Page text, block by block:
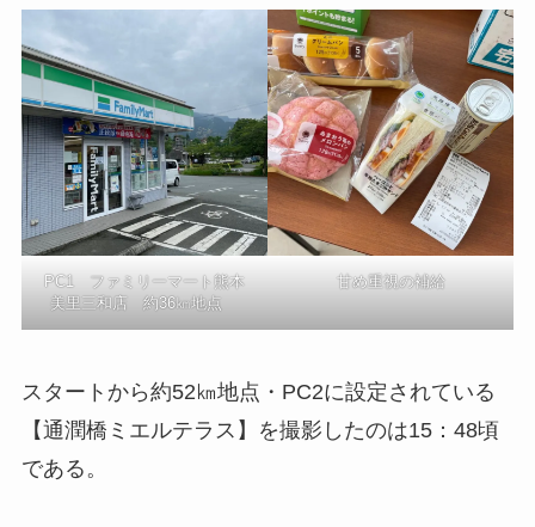
PC1 ファミリーマート熊本
美里三和店 約36㎞地点
甘め重視の補給
スタートから約52㎞地点・PC2に設定されている
【通潤橋ミエルテラス】を撮影したのは15：48頃
である。